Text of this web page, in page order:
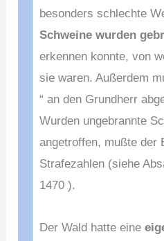
besonders schlechte
Schweine wurden
erkennen konnte, von
sie waren. Außerdem
“ an den Grundherr
Wurden ungebrannte
angetroffen, mußte der
Strafezahlen (siehe
1470 ).
Der Wald hatte eine